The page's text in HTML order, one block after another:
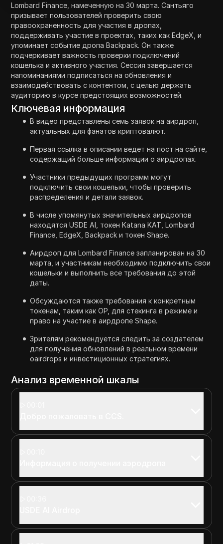
Lombard Finance, намеченную на 30 марта. Сантьяго
призывает пользователей проверить свою
правоохраненность для участия в дропах,
поддерживать участие в проектах, таких как EdgeX, и
упоминает событие дропа Backpack. Он также
подчеркивает важность проверки подключений
кошелька и активного участия. Сессия завершается
напоминаниями подписаться на обновления и
взаимодействовать с контентом, с целью держать
аудиторию в курсе предстоящих возможностей.
Ключевая информация
В видео представлены семь заявок на аирдроп,
актуальных для фанатов криптовалют.
Первая ссылка в описании ведет на пост на сайте,
содержащий больше информации о аирдропах.
Участники предыдущих программ могут
подключить свои кошельки, чтобы проверить
распределения и детали заявок.
В числе упомянутых значительных аирдропов
находятся USDE AI, токен Katana KAT, Lombard
Finance, EdgeX, Backpack и токен Shape.
Аирдроп для Lombard Finance запланирован на 30
марта, и участникам необходимо подключить свои
кошельки и выполнить все требования до этой
даты.
Обсуждаются также требования к конкретным
токенам, таким как OP, для стекинга в режиме и
право на участие в аирдропе Shape.
Зрителям рекомендуется следить за создателем
для получения обновлений в реальном времени
оairdrops и инвестиционных стратегиях.
Анализ временной шкалы